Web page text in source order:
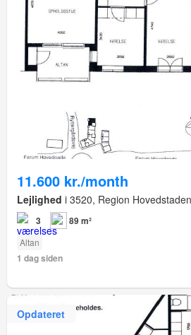
11.600 kr./month
Lejlighed i 3520, Region Hovedstaden
3 89 m²
Altan
1 dag siden
Opdateret